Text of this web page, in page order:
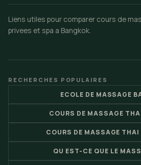
Liens utiles pour comparer cours de
privees et spa a Bangkok.
RECHERCHES POPULAIRES
ECOLE DE MASSAGE
COURS DE MASSAGE
COURS DE MASSAGE
QU EST-CE QUE LE